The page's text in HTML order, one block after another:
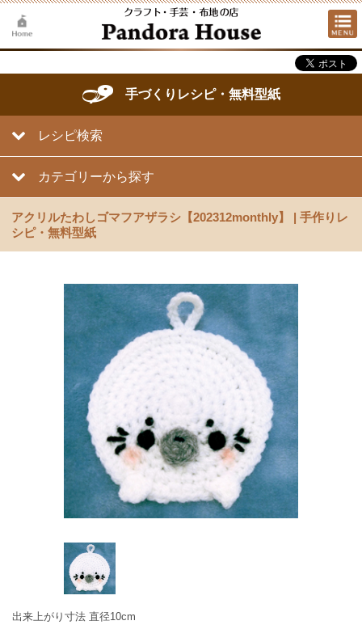
手づくりレシピ・無料型紙
レシピ検索
カテゴリーから探す
アクリルたわしゴマフアザラシ【202312monthly】 | 手作りレ
シピ・無料型紙
出来上がり寸法 直径10cm